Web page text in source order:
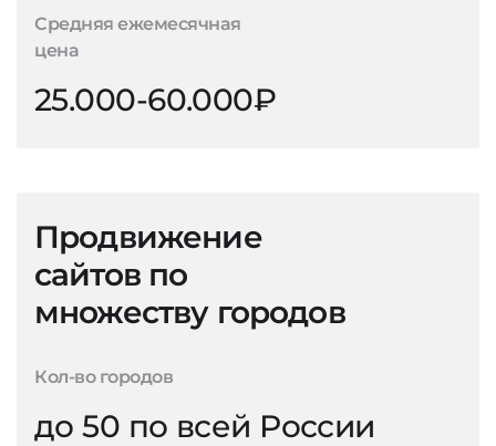
Средняя ежемесячная
цена
25.000-60.000₽
Продвижение
сайтов по
множеству городов
Кол-во городов
до 50 по всей России